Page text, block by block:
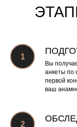
Вы
анкеты по
первой
ваш